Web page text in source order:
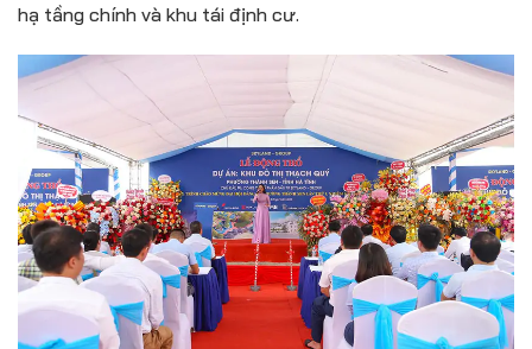
hạ tầng chính và khu tái định cư.